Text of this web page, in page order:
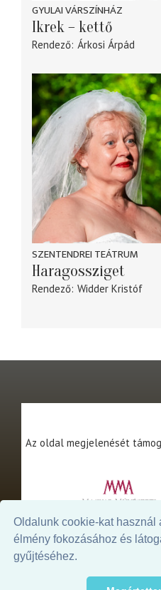
Oldalunk cookie-kat használ
élmény fokozásához és
gyűjtéséhez.
GYULAI VÁRSZÍNHÁZ
Ikrek – kettő
Rendező Árkosi Árpád
SZENTENDREI TEÁTRUM
Haragossziget
Rendező Widder Kristóf
Az oldal megjelenését